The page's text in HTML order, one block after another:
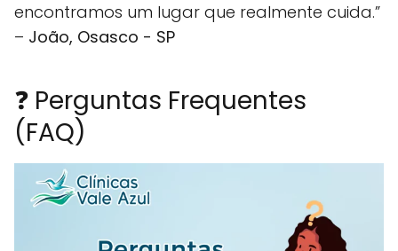
encontramos um lugar que realmente cuida.”
– João, Osasco - SP
❓ Perguntas Frequentes
(FAQ)